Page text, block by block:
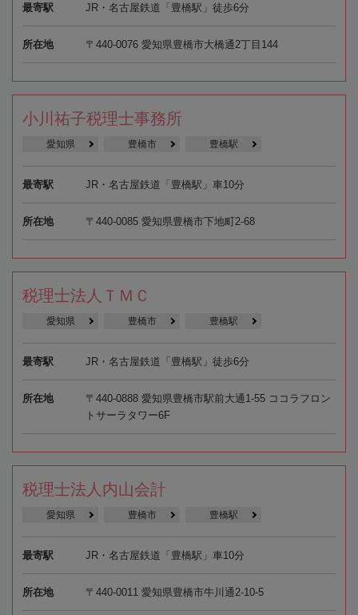
最寄駅 JR・名古屋鉄道「豊橋駅」徒歩6分
所在地 〒440-0076 愛知県豊橋市大橋通2丁目144
小川祐子税理士事務所
愛知県 豊橋市 豊橋駅
最寄駅 JR・名古屋鉄道「豊橋駅」車10分
所在地 〒440-0085 愛知県豊橋市下地町2-68
税理士法人ＴＭＣ
愛知県 豊橋市 豊橋駅
最寄駅 JR・名古屋鉄道「豊橋駅」徒歩6分
所在地
〒440-0888 愛知県豊橋市駅前大通1-55 ココラフロン
トサーラタワー6F
税理士法人内山会計
愛知県 豊橋市 豊橋駅
最寄駅 JR・名古屋鉄道「豊橋駅」車10分
所在地 〒440-0011 愛知県豊橋市牛川通2-10-5